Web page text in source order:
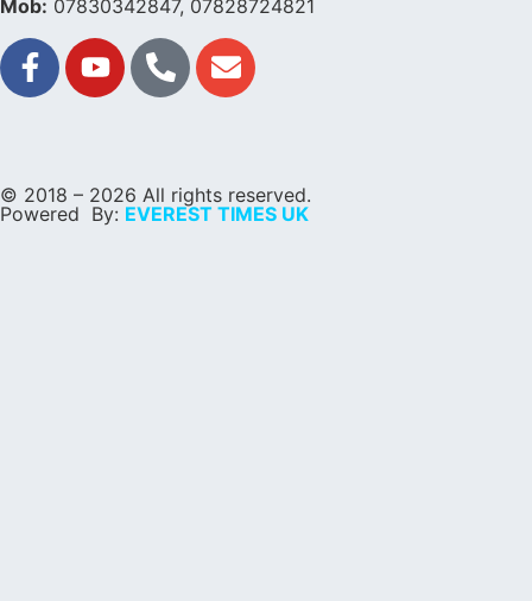
Mob: 07830342847, 07828724821
© 2018 – 2026 All rights reserved.
Powered By: EVEREST TIMES UK